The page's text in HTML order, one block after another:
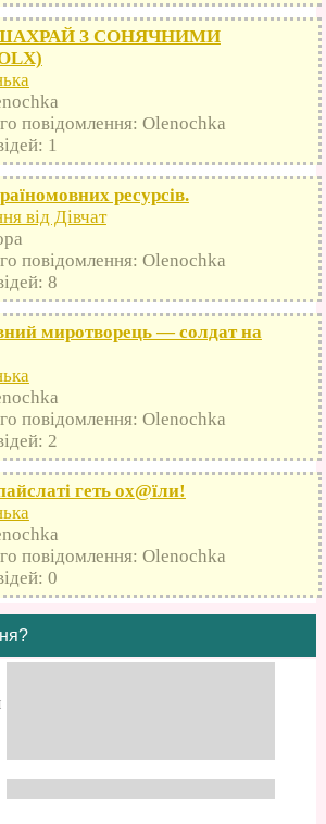
З СОНЯЧНИМИ
повідомлення: Olenochka
1
ресурсів.
від Дівчат
повідомлення: Olenochka
8
миротворець — солдат на
повідомлення: Olenochka
2
геть оx@їли!
повідомлення: Olenochka
0